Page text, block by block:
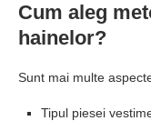
Cum aleg
hainelor?
Sunt mai multe
Tipul piesei